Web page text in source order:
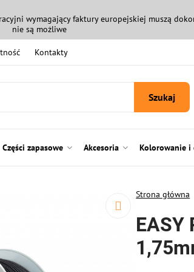
wymagający faktury europejskiej muszą
nie są możliwe
Kontakty
Szukaj
Części zapasowe Akcesoria Kolorowanie i
Strona główna
EASY